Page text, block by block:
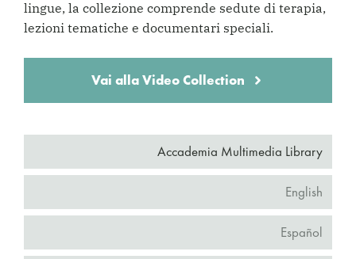
lingue, la collezione comprende sedute di terapia,
lezioni tematiche e documentari speciali.
Vai alla Video Collection
Accademia Multimedia Library
English
Español